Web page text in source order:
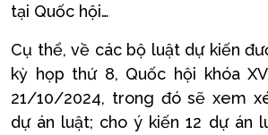
tại Quốc hội…
Cụ thể, về các bộ luật dự kiến
kỳ họp thứ 8, Quốc hội khóa
21/10/2024, trong đó sẽ xem
dự án luật; cho ý kiến 12 dự án